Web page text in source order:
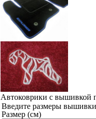
Автоковрики с вышивкой
Введите размеры вышивки
Размер (см)